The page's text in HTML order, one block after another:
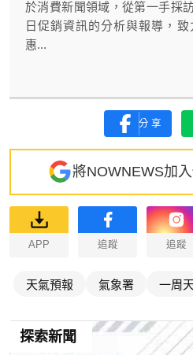
於消費新聞領域，從第一手採
日促銷資訊的分析與報導，
惠...
分享
將NOWNEWS加
APP 追蹤 追蹤
天氣預報 氣象署 一周
探索新聞